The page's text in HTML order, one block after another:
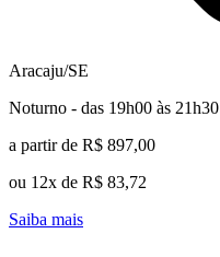
Aracaju/SE
Noturno - das 19h00 às 21h30
a partir de R$ 897,00
ou 12x de R$ 83,72
Saiba mais